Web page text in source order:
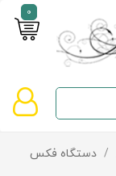
0
صفحه
دسته‌بندی
/ دستگاه فکس